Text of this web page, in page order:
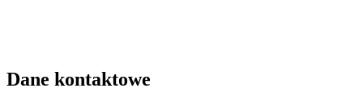
Dane kontaktowe